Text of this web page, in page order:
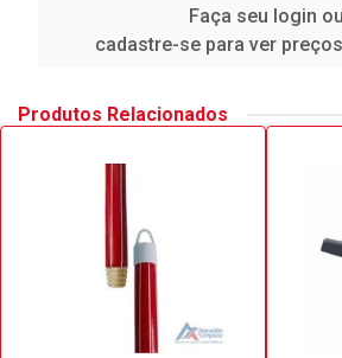
Faça seu login ou
cadastre-se para ver
Produtos Relacionados